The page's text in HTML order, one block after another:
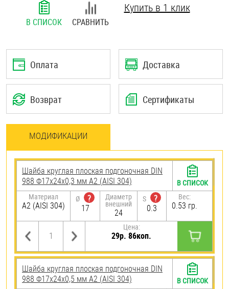
В СПИСОК СРАВНИТЬ
Купить в 1 клик
Оплата Доставка
Возврат Сертификаты
МОДИФИКАЦИИ
Шайба круглая плоская подгоночная DIN
988 Ф17х24х0,3 мм А2 (AISI 304)
Материал
А2 (AISI 304)
Ø
?
17
Диаметр
внешний
24
S
?
0.3
Вес:
0.53 гр.
Цена:
29р. 86коп.
В СПИСОК
Шайба круглая плоская подгоночная DIN
988 Ф17х24х0,5 мм А2 (AISI 304)
В СПИСОК